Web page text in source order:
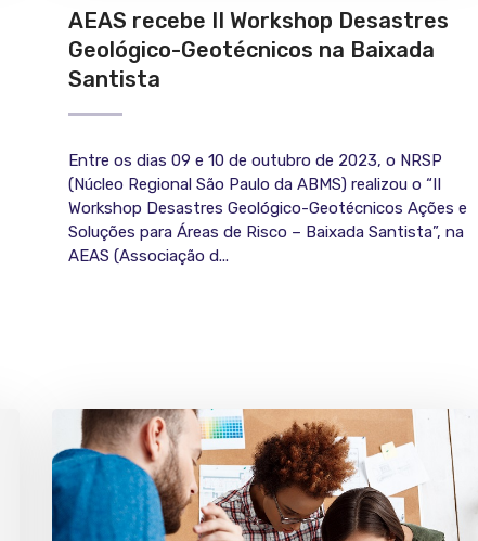
AEAS recebe II Workshop Desastres
Geológico-Geotécnicos na Baixada
Santista
Entre os dias 09 e 10 de outubro de 2023, o NRSP
(Núcleo Regional São Paulo da ABMS) realizou o “II
Workshop Desastres Geológico-Geotécnicos Ações e
Soluções para Áreas de Risco – Baixada Santista”, na
AEAS (Associação d...